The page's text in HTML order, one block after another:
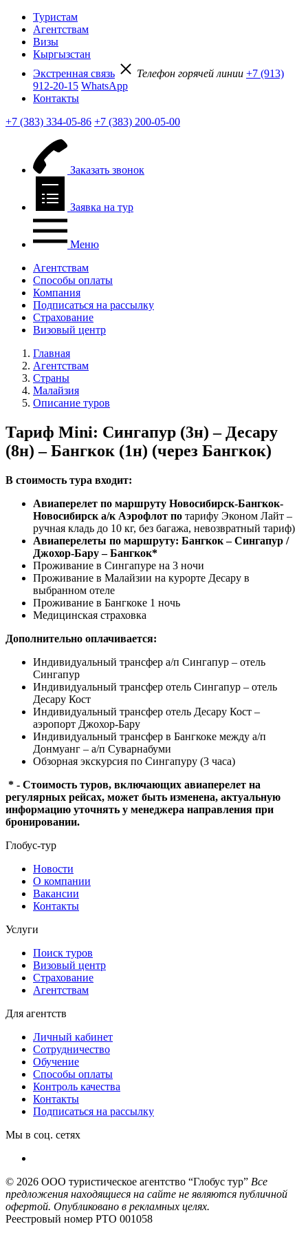
Туристам
Агентствам
Визы
Кыргызстан
Экстренная связь
Телефон горячей линии +7 (913)
912-20-15 WhatsApp
Контакты
+7 (383) 334-05-86 +7 (383) 200-05-00
Заказать звонок
Заявка на тур
Меню
Агентствам
Способы оплаты
Компания
Подписаться на рассылку
Страхование
Визовый центр
Главная
Агентствам
Страны
Малайзия
Описание туров
Тариф Mini: Сингапур (3н) – Десару
(8н) – Бангкок (1н) (через Бангкок)
В стоимость тура входит:
Авиаперелет по маршруту Новосибирск-Бангкок-
Новосибирск а/к Аэрофлот по тарифу Эконом Лайт –
ручная кладь до 10 кг, без багажа, невозвратный тариф)
Авиаперелеты по маршруту: Бангкок – Сингапур /
Джохор-Бару – Бангкок*
Проживание в Сингапуре на 3 ночи
Проживание в Малайзии на курорте Десару в
выбранном отеле
Проживание в Бангкоке 1 ночь
Медицинская страховка
Дополнительно оплачивается:
Индивидуальный трансфер а/п Сингапур – отель
Сингапур
Индивидуальный трансфер отель Сингапур – отель
Десару Кост
Индивидуальный трансфер отель Десару Кост –
аэропорт Джохор-Бару
Индивидуальный трансфер в Бангкоке между а/п
Донмуанг – а/п Суварнабуми
Обзорная экскурсия по Сингапуру (3 часа)
* - Стоимость туров, включающих авиаперелет на
регулярных рейсах, может быть изменена, актуальную
информацию уточнять у менеджера направления при
бронировании.
Глобус-тур
Новости
О компании
Вакансии
Контакты
Услуги
Поиск туров
Визовый центр
Страхование
Агентствам
Для агентств
Личный кабинет
Сотрудничество
Обучение
Способы оплаты
Контроль качества
Контакты
Подписаться на рассылку
Мы в соц. сетях
© 2026 ООО туристическое агентство “Глобус тур” Все
предложения находящиеся на сайте не являются публичной
офертой. Опубликовано в рекламных целях.
Реестровый номер РТО 001058